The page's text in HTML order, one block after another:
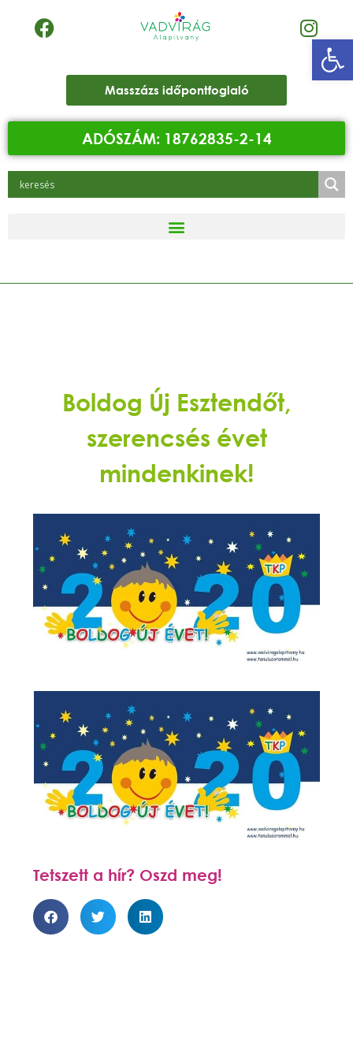
Masszázs időpontfoglaló
ADÓSZÁM: 18762835-2-14
Boldog Új Esztendőt,
szerencsés évet
mindenkinek!
Tetszett a hír? Oszd meg!